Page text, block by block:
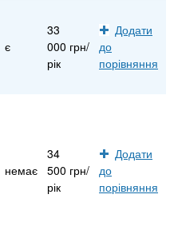
є
33
000 грн/
рік
Додати
до
порівняння
немає
34
500 грн/
рік
Додати
до
порівняння